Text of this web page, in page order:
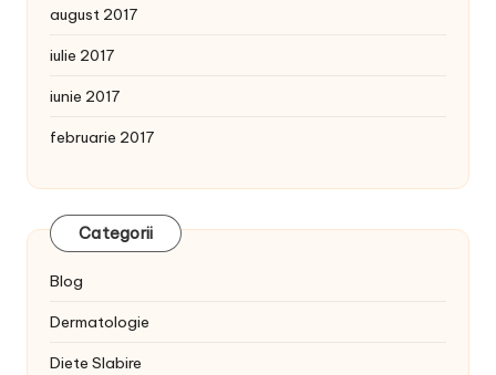
august 2017
iulie 2017
iunie 2017
februarie 2017
Categorii
Blog
Dermatologie
Diete Slabire